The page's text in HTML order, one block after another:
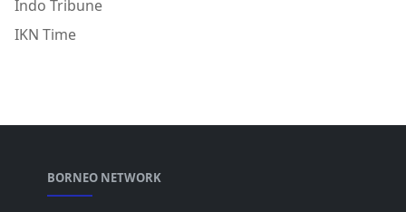
Indo Tribune
IKN Time
BORNEO NETWORK